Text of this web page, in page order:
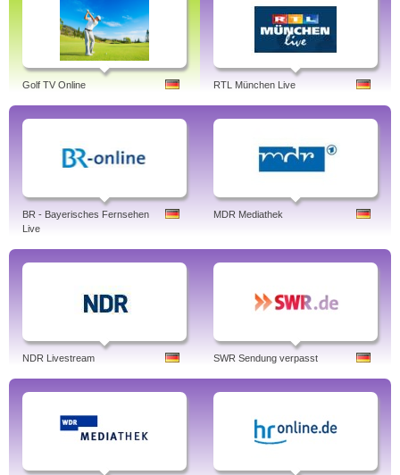
Golf TV Online RTL München Live
BR - Bayerisches Fernsehen
Live
MDR Mediathek
NDR Livestream SWR Sendung verpasst